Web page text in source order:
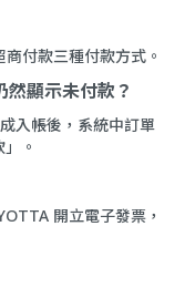
付款三種付款方式。
顯示未付款？
入帳後，系統中訂單
。
開立電子發票，